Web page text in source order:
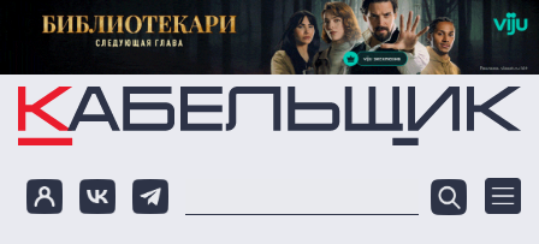
Перейти к основному содержанию